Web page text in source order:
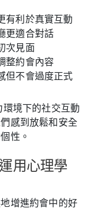
有利於真實互動
更適合對話
次見面
整約會內容
但不會過度正式
境下的社交互動
感到放鬆和安全
性。
用心理學
增進約會中的好